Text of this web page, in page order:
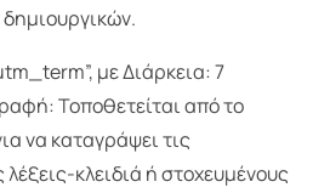
με Διάρκεια: 7
Τοποθετείται από το
να καταγράψει τις
λέξεις-κλειδιά ή στοχευμένους